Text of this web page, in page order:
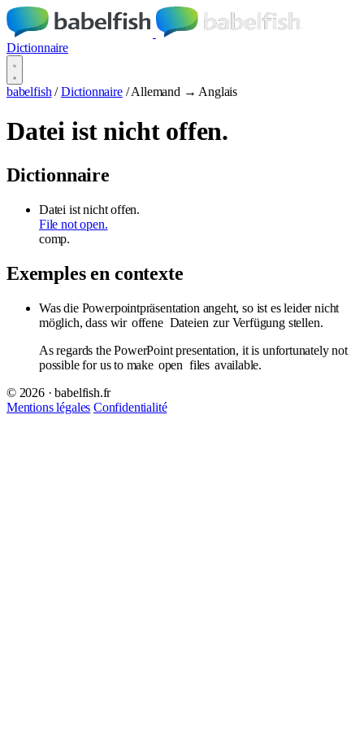
Dictionnaire
babelfish / Dictionnaire / Allemand → Anglais
Datei ist nicht offen.
Dictionnaire
Datei ist nicht offen.
File not open.
comp.
Exemples en contexte
Was die Powerpointpräsentation angeht, so ist es leider nicht
möglich, dass wir offene Dateien zur Verfügung stellen.
As regards the PowerPoint presentation, it is unfortunately not
possible for us to make open files available.
© 2026 · babelfish.fr
Mentions légales Confidentialité